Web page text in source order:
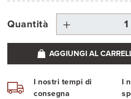
Quantità
AGGIUNGI AL
I nostri tempi di
consegna
I